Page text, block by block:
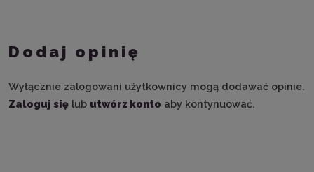
Dodaj opinię
Wyłącznie zalogowani użytkownicy mogą dodawać opinie.
Zaloguj się lub utwórz konto aby kontynuować.